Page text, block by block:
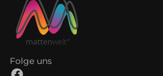
Folge uns